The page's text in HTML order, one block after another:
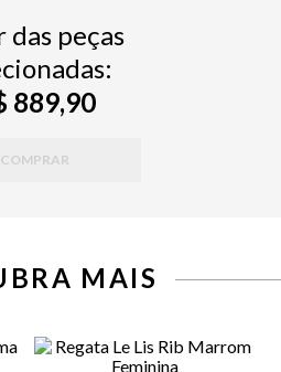
das peças
889,90
COMPRAR
MAIS